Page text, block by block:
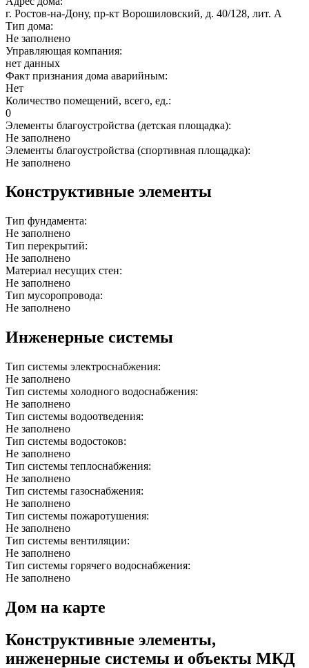
г. Ростов-на-Дону, пр-кт Ворошиловский, д. 40/128, лит. А
Тип дома:
Не заполнено
Управляющая компания:
нет данных
Факт признания дома аварийным:
Нет
Количество помещений, всего, ед.:
0
Элементы благоустройства (детская площадка):
Не заполнено
Элементы благоустройства (спортивная площадка):
Не заполнено
Конструктивные элементы
Тип фундамента:
Не заполнено
Тип перекрытий:
Не заполнено
Материал несущих стен:
Не заполнено
Тип мусоропровода:
Не заполнено
Инженерные системы
Тип системы электроснабжения:
Не заполнено
Тип системы холодного водоснабжения:
Не заполнено
Тип системы водоотведения:
Не заполнено
Тип системы водостоков:
Не заполнено
Тип системы теплоснабжения:
Не заполнено
Тип системы газоснабжения:
Не заполнено
Тип системы пожаротушения:
Не заполнено
Тип системы вентиляции:
Не заполнено
Тип системы горячего водоснабжения:
Не заполнено
Дом на карте
Конструктивные элементы,
инженерные системы и объекты МКД